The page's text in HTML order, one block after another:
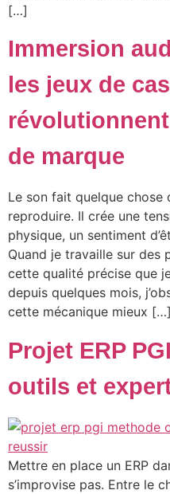
[…]
Immersion
les jeux de
de marque
Le son fait quelque chose
reproduire. Il crée une
physique, un sentiment
Quand je travaille sur des
cette qualité précise que
depuis quelques mois,
cette mécanique mieux […]
Projet ERP
outils et
Mettre en place un ERP
s’improvise pas. Entre le